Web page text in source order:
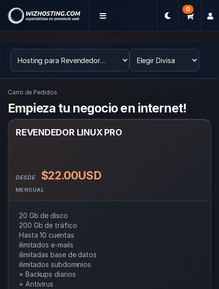
0
Carro de Pedidos
Empieza tu negocio en internet!
REVENDEDOR LINUX PRO
DESDE $22.00USD
MENSUAL
20 Gb de disco
200 Gb de tráfico
Hasta 10 cuentas
ilimitados e-mails
ilimitadas base de datos
ilimitados subdominios
+ Backups diarios
+ Antivirus